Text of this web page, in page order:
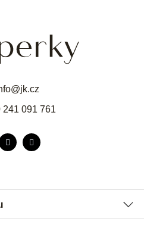
@jk.cz
241 091 761